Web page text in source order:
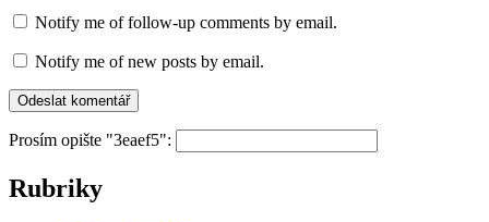
Notify me of follow-up comments by email.
Notify me of new posts by email.
Prosím opište "3eaef5":
Rubriky